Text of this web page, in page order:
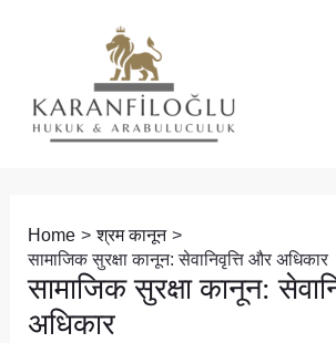
Home
श्रम कानून
सामाजिक सुरक्षा कानून: सेवानिवृत्ति और अधिकार
सामाजिक सुरक्षा कानून:
अधिकार